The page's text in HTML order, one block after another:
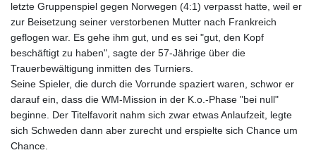
letzte Gruppenspiel gegen Norwegen (4:1) verpasst hatte, weil er
zur Beisetzung seiner verstorbenen Mutter nach Frankreich
geflogen war. Es gehe ihm gut, und es sei "gut, den Kopf
beschäftigt zu haben", sagte der 57-Jährige über die
Trauerbewältigung inmitten des Turniers.
Seine Spieler, die durch die Vorrunde spaziert waren, schwor er
darauf ein, dass die WM-Mission in der K.o.-Phase "bei null"
beginne. Der Titelfavorit nahm sich zwar etwas Anlaufzeit, legte
sich Schweden dann aber zurecht und erspielte sich Chance um
Chance.